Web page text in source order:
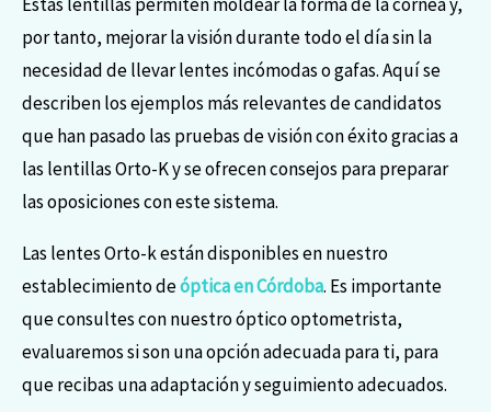
por tanto, mejorar la visión durante todo el día sin la
necesidad de llevar lentes incómodas o gafas. Aquí se
describen los ejemplos más relevantes de candidatos
que han pasado las pruebas de visión con éxito gracias a
las lentillas Orto-K y se ofrecen consejos para preparar
las oposiciones con este sistema.
Las lentes Orto-k están disponibles en nuestro
establecimiento deóptica en Córdoba. Es importante
que consultes con nuestro óptico optometrista,
evaluaremos si son una opción adecuada para ti, para
que recibas una adaptación y seguimiento adecuados.